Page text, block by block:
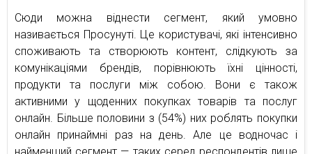
Сюди можна віднести сегмент, який умовно
називається Просунуті. Це користувачі, які інтенсивно
споживають та створюють контент, слідкують за
комунікаціями брендів, порівнюють їхні цінності,
продукти та послуги між собою. Вони є також
активними у щоденних покупках товарів та послуг
онлайн. Більше половини з (54%) них роблять покупки
онлайн принаймні раз на день. Але це водночас і